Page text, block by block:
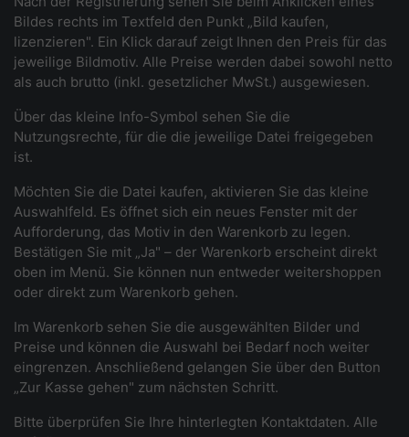
Bildes rechts im Textfeld den Punkt „Bild kaufen,
lizenzieren". Ein Klick darauf zeigt Ihnen den Preis für das
jeweilige Bildmotiv. Alle Preise werden dabei sowohl netto
als auch brutto (inkl. gesetzlicher MwSt.) ausgewiesen.
Über das kleine Info-Symbol sehen Sie die
Nutzungsrechte, für die die jeweilige Datei freigegeben
ist.
Möchten Sie die Datei kaufen, aktivieren Sie das kleine
Auswahlfeld. Es öffnet sich ein neues Fenster mit der
Aufforderung, das Motiv in den Warenkorb zu legen.
Bestätigen Sie mit „Ja" – der Warenkorb erscheint direkt
oben im Menü. Sie können nun entweder weitershoppen
oder direkt zum Warenkorb gehen.
Im Warenkorb sehen Sie die ausgewählten Bilder und
Preise und können die Auswahl bei Bedarf noch weiter
eingrenzen. Anschließend gelangen Sie über den Button
„Zur Kasse gehen" zum nächsten Schritt.
Bitte überprüfen Sie Ihre hinterlegten Kontaktdaten. Alle